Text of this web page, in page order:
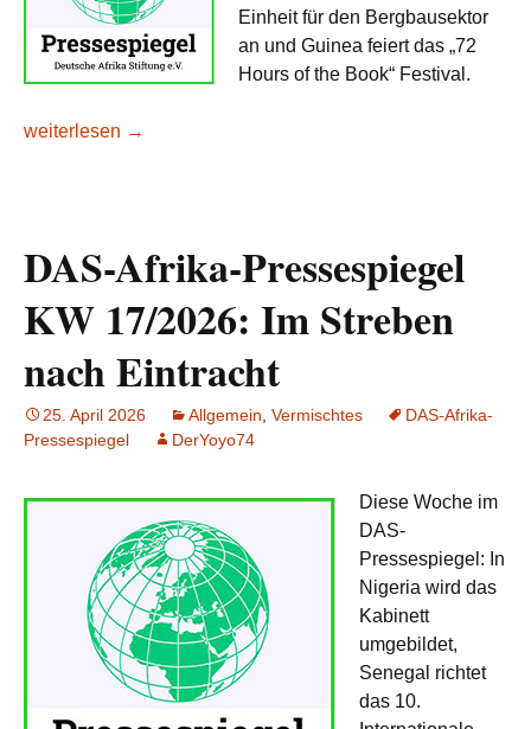
Einheit für den Bergbausektor
an und Guinea feiert das „72
Hours of the Book“ Festival.
DAS-Afrika-Pressespiegel KW 18/2026: Hart umkämpft
weiterlesen →
DAS-Afrika-Pressespiegel
KW 17/2026: Im Streben
nach Eintracht
25. April 2026 Allgemein Vermischtes
DAS-Afrika-
Pressespiegel
DerYoyo74
Diese Woche im
DAS-
Pressespiegel: In
Nigeria wird das
Kabinett
umgebildet,
Senegal richtet
das 10.